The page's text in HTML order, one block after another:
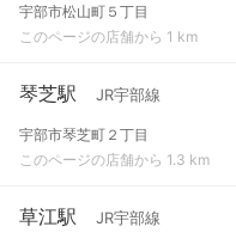
宇部市松山町５丁目
このページの店舗から 1 km
琴芝駅 JR宇部線
宇部市琴芝町２丁目
このページの店舗から 1.3 km
草江駅 JR宇部線